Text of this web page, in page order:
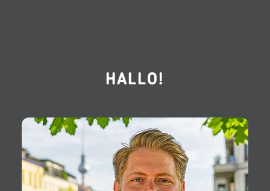
HALLO!